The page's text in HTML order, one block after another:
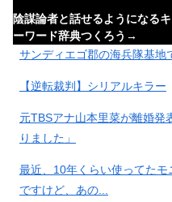
陰謀論者と話せるようになるキ
ーワード辞典つくろう→
【有能】政府「トラックはサー
ビスエリア利用有料化すればサ
ね？」
サンディエゴ郡の海兵隊基地
【逆転裁判】シリアルキラー
元TBSアナ山本里菜が離婚発
りました」
最近、10年くらい使ってた
ですけど、あの...